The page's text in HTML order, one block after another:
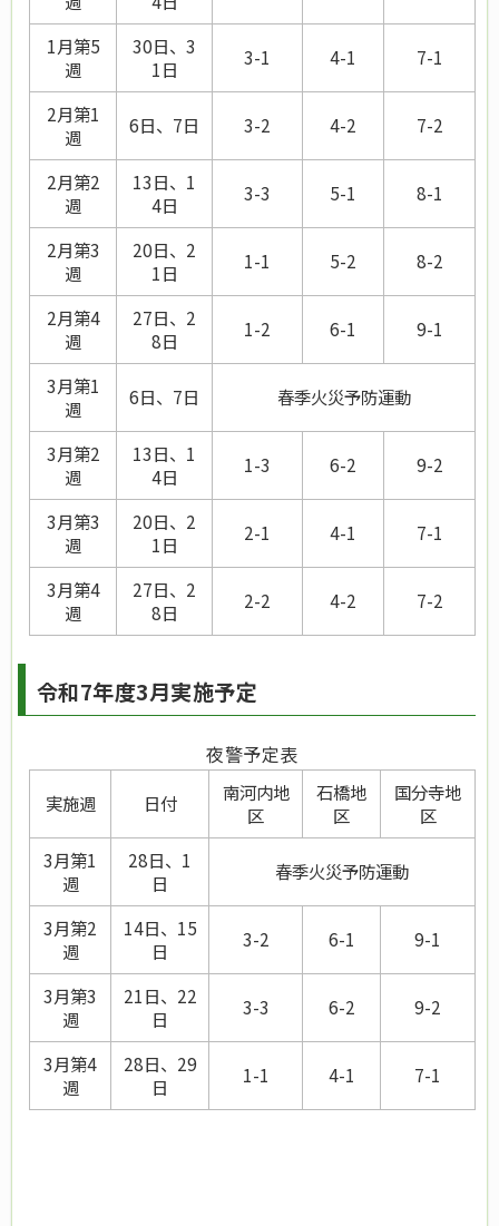
1月第5
週
30日、3
1日
3-1 4-1 7-1
2月第1
週
6日、7日 3-2 4-2 7-2
2月第2
週
13日、1
4日
3-3 5-1 8-1
2月第3
週
20日、2
1日
1-1 5-2 8-2
2月第4
週
27日、2
8日
1-2 6-1 9-1
3月第1
週
6日、7日 春季火災予防運動
3月第2
週
13日、1
4日
1-3 6-2 9-2
3月第3
週
20日、2
1日
2-1 4-1 7-1
3月第4
週
27日、2
8日
2-2 4-2 7-2
令和7年度3月実施予定
夜警予定表
実施週 日付
南河内地
区
石橋地
区
国分寺地
区
3月第1
週
28日、1
日
春季火災予防運動
3月第2
週
14日、15
日
3-2 6-1 9-1
3月第3
週
21日、22
日
3-3 6-2 9-2
3月第4
週
28日、29
日
1-1 4-1 7-1